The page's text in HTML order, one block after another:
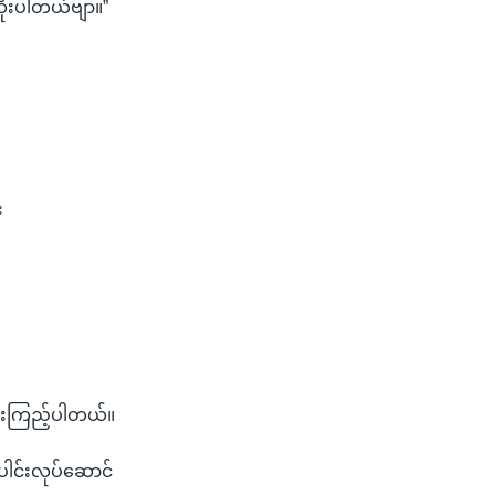
ါတယ်ဗျာ။”
ကြည့်ပါတယ်။
င်းလုပ်ဆောင်